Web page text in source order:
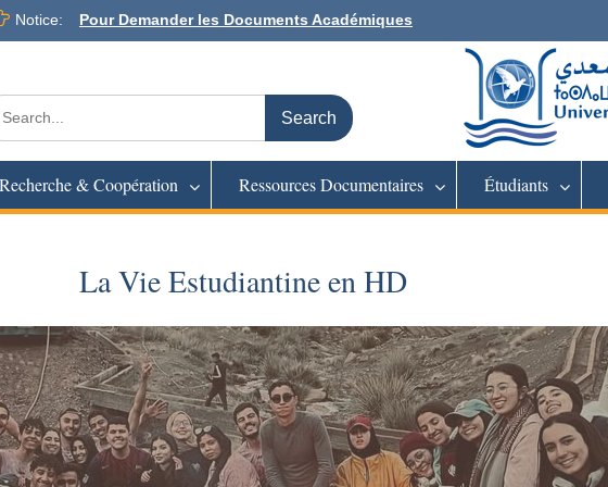
Notice:
Pour Demander les Documents Académiques
Recherche & Coopération Ressources Documentaires Étudiants
La Vie Estudiantine en HD